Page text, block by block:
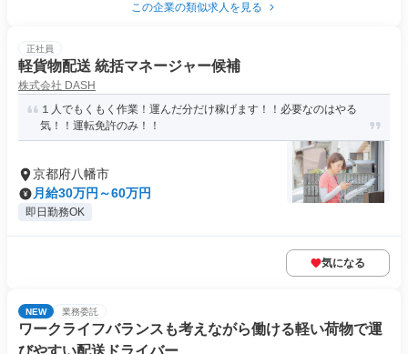
この企業の類似求人を見る
正社員
軽貨物配送 統括マネージャー候補
株式会社 DASH
１人でもくもく作業！運んだ分だけ稼げます！！必要なのはやる
気！！運転免許のみ！！
京都府八幡市
月給30万円～60万円
即日勤務OK
気になる
NEW 業務委託
ワークライフバランスも考えながら働ける軽い荷物で運
びやすい配送ドライバー